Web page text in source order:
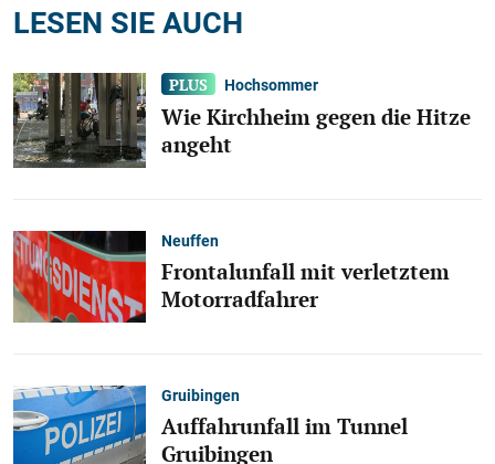
LESEN SIE AUCH
Hochsommer
Wie Kirchheim gegen die Hitze
angeht
Neuffen
Frontalunfall mit verletztem
Motorradfahrer
Gruibingen
Auffahrunfall im Tunnel
Gruibingen